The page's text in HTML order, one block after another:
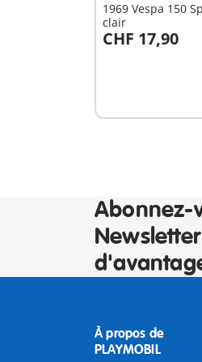
1969 Vespa 150
clair
CHF 17,90
Au panier
Abonnez-
À propos de
PLAYMOBIL